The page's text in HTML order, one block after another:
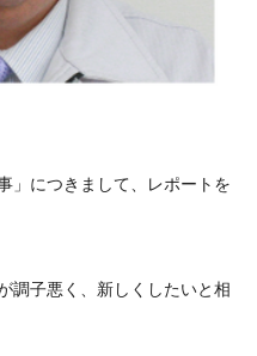
」につきまして、レポートを
調子悪く、新しくしたいと相